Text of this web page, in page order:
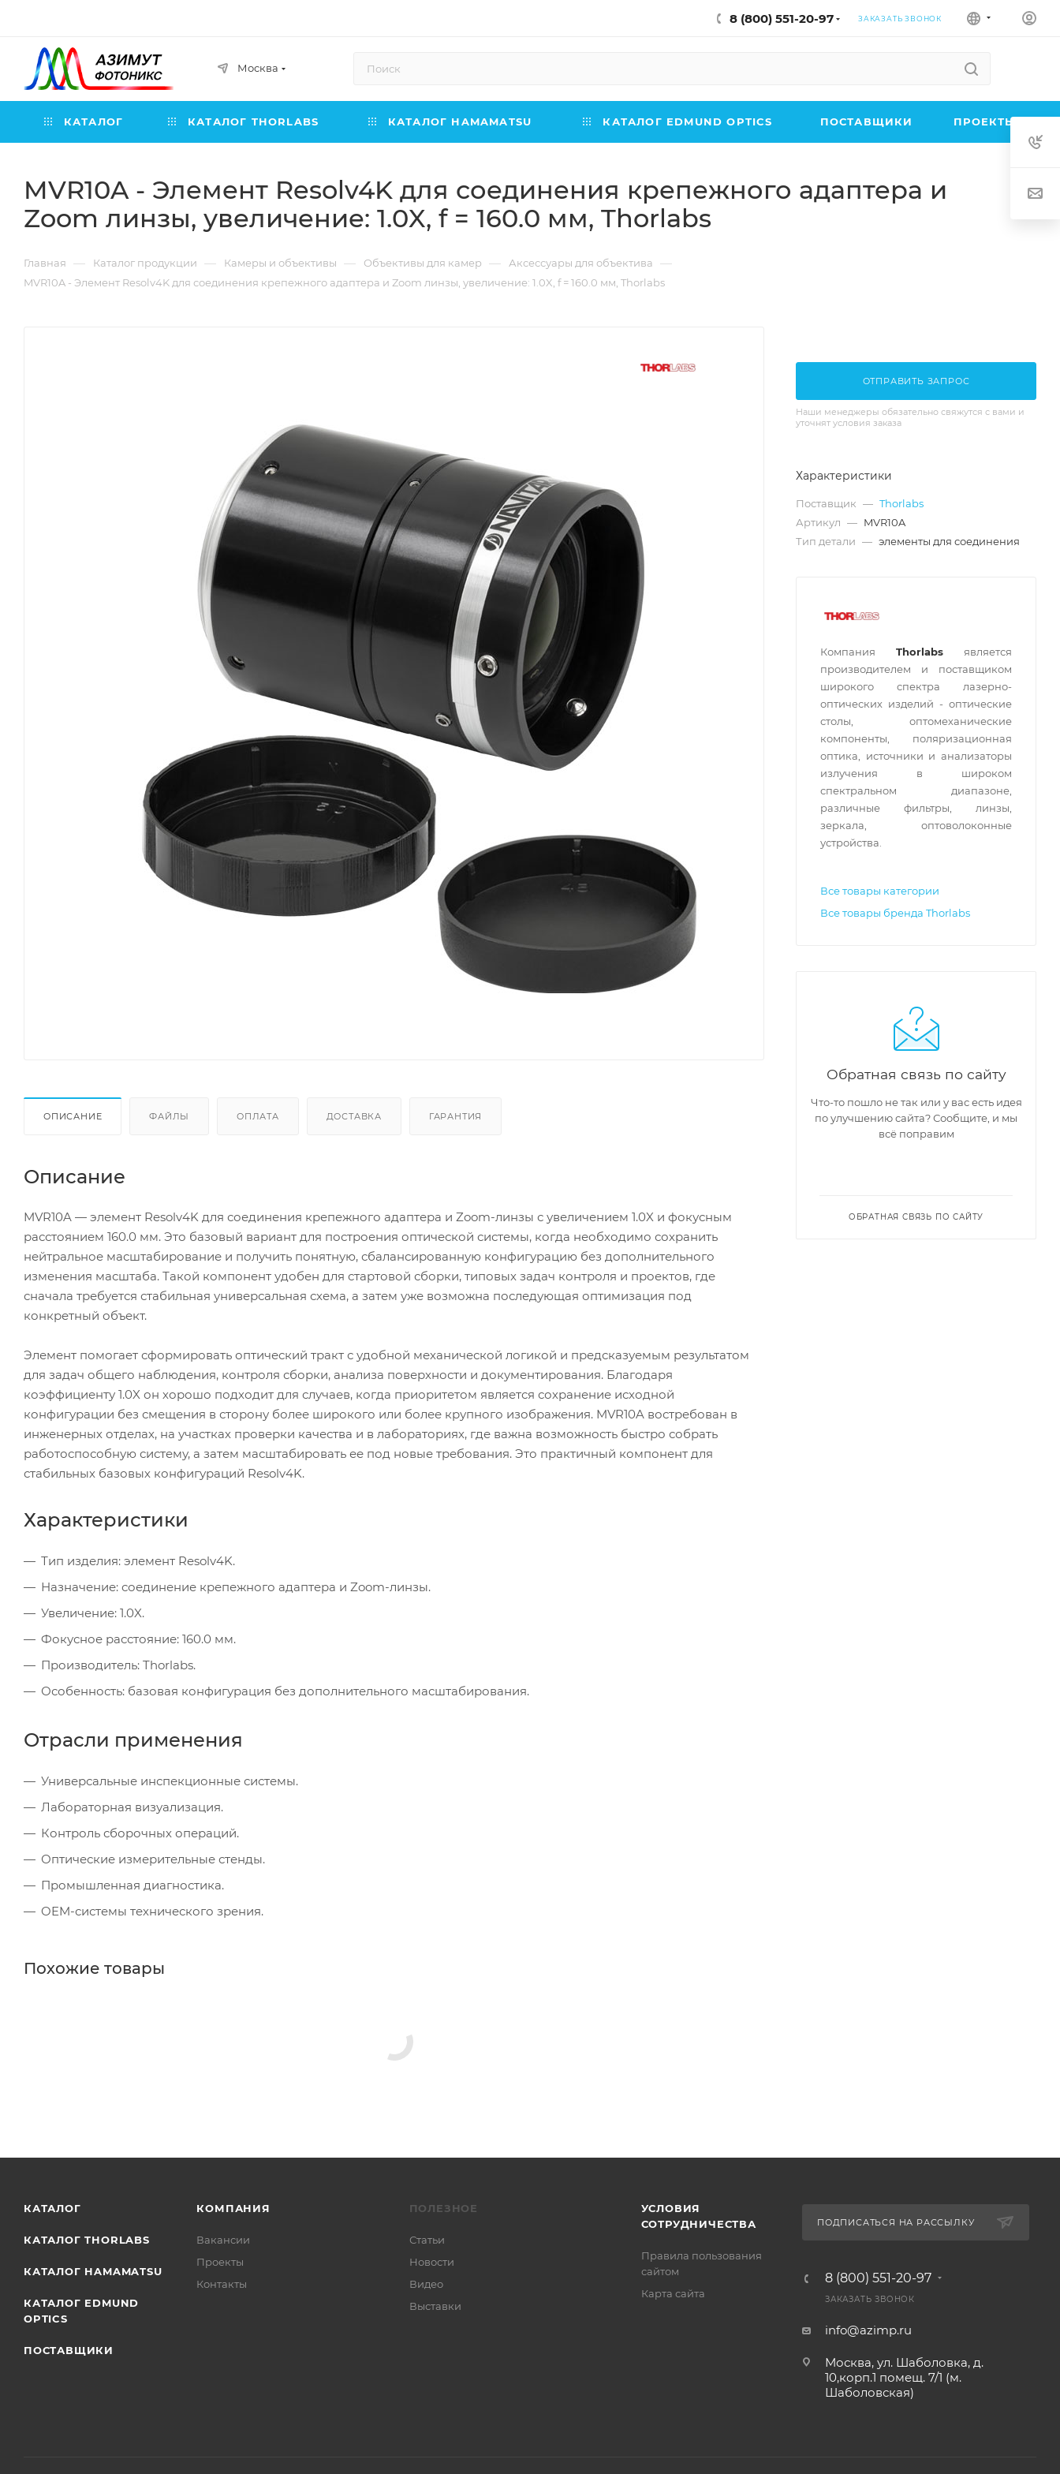
8 (800) 551-20-97 ЗАКАЗАТЬ ЗВОНОК
Москва
КАТАЛОГ КАТАЛОГ THORLABS КАТАЛОГ HAMAMATSU КАТАЛОГ EDMUND OPTICS ПОСТАВЩИКИ ПРОЕКТЫ
MVR10A - Элемент Resolv4K для соединения крепежного адаптера и
Zoom линзы, увеличение: 1.0X, f = 160.0 мм, Thorlabs
Главная — Каталог продукции — Камеры и объективы — Объективы для камер — Аксессуары для объектива —
MVR10A - Элемент Resolv4K для соединения крепежного адаптера и Zoom линзы, увеличение: 1.0X, f = 160.0 мм, Thorlabs
ОПИСАНИЕ ФАЙЛЫ ОПЛАТА ДОСТАВКА ГАРАНТИЯ
Описание
MVR10A — элемент Resolv4K для соединения крепежного адаптера и Zoom-линзы с увеличением 1.0X и фокусным
расстоянием 160.0 мм. Это базовый вариант для построения оптической системы, когда необходимо сохранить
нейтральное масштабирование и получить понятную, сбалансированную конфигурацию без дополнительного
изменения масштаба. Такой компонент удобен для стартовой сборки, типовых задач контроля и проектов, где
сначала требуется стабильная универсальная схема, а затем уже возможна последующая оптимизация под
конкретный объект.
Элемент помогает сформировать оптический тракт с удобной механической логикой и предсказуемым результатом
для задач общего наблюдения, контроля сборки, анализа поверхности и документирования. Благодаря
коэффициенту 1.0X он хорошо подходит для случаев, когда приоритетом является сохранение исходной
конфигурации без смещения в сторону более широкого или более крупного изображения. MVR10A востребован в
инженерных отделах, на участках проверки качества и в лабораториях, где важна возможность быстро собрать
работоспособную систему, а затем масштабировать ее под новые требования. Это практичный компонент для
стабильных базовых конфигураций Resolv4K.
Характеристики
Тип изделия: элемент Resolv4K.
Назначение: соединение крепежного адаптера и Zoom-линзы.
Увеличение: 1.0X.
Фокусное расстояние: 160.0 мм.
Производитель: Thorlabs.
Особенность: базовая конфигурация без дополнительного масштабирования.
Отрасли применения
Универсальные инспекционные системы.
Лабораторная визуализация.
Контроль сборочных операций.
Оптические измерительные стенды.
Промышленная диагностика.
OEM-системы технического зрения.
Похожие товары
ОТПРАВИТЬ ЗАПРОС
Наши менеджеры обязательно свяжутся с вами и
уточнят условия заказа
Характеристики
Поставщик — Thorlabs
Артикул — MVR10A
Тип детали — элементы для соединения
Компания Thorlabs является
производителем и поставщиком
широкого спектра лазерно-
оптических изделий - оптические
столы, оптомеханические
компоненты, поляризационная
оптика, источники и анализаторы
излучения в широком
спектральном диапазоне,
различные фильтры, линзы,
зеркала, оптоволоконные
устройства.
Все товары категории
Все товары бренда Thorlabs
Обратная связь по сайту
Что-то пошло не так или у вас есть идея
по улучшению сайта? Сообщите, и мы
всё поправим
ОБРАТНАЯ СВЯЗЬ ПО САЙТУ
КАТАЛОГ
КАТАЛОГ THORLABS
КАТАЛОГ HAMAMATSU
КАТАЛОГ EDMUND
OPTICS
ПОСТАВЩИКИ
КОМПАНИЯ
Вакансии
Проекты
Контакты
ПОЛЕЗНОЕ
Статьи
Новости
Видео
Выставки
УСЛОВИЯ
СОТРУДНИЧЕСТВА
Правила пользования
сайтом
Карта сайта
ПОДПИСАТЬСЯ НА РАССЫЛКУ
8 (800) 551-20-97
ЗАКАЗАТЬ ЗВОНОК
info@azimp.ru
Москва, ул. Шаболовка, д.
10,корп.1 помещ. 7/1 (м.
Шаболовская)